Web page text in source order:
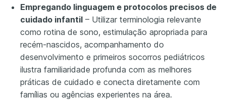
Empregando linguagem e protocolos precisos de
cuidado infantil – Utilizar terminologia relevante
como rotina de sono, estimulação apropriada para
recém-nascidos, acompanhamento do
desenvolvimento e primeiros socorros pediátricos
ilustra familiaridade profunda com as melhores
práticas de cuidado e conecta diretamente com
famílias ou agências experientes na área.